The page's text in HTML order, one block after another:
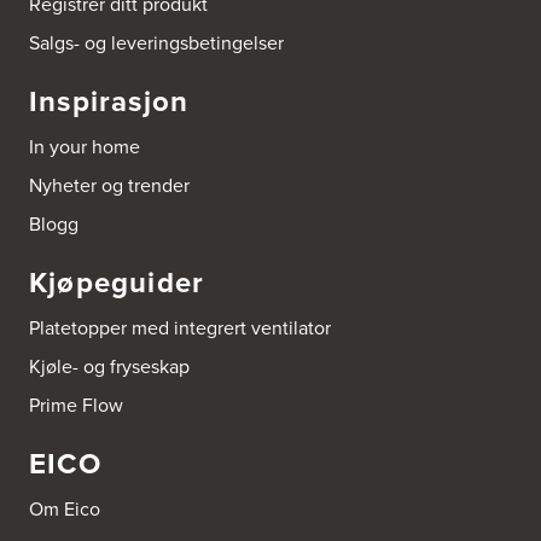
Brusveen Snekkerverksted AS
Bergabygdvegen 35
Tel.:61-340006
Brødrene Dahl A/S
Postboks 6146, Etterstad
Tel.:
Bygg Innredning A/S
Thiisabakken 13
4010 Stavanger
Tel.:
51-530085
Bygger'n Onstad
1533 Moss
Salgs- og leveringsbetingelser
Inspirasjon
In your home
Nyheter og trender
Blogg
Kjøpeguider
Platetopper med integrert ventilator
Kjøle- og fryseskap
Prime Flow
EICO
Om Eico